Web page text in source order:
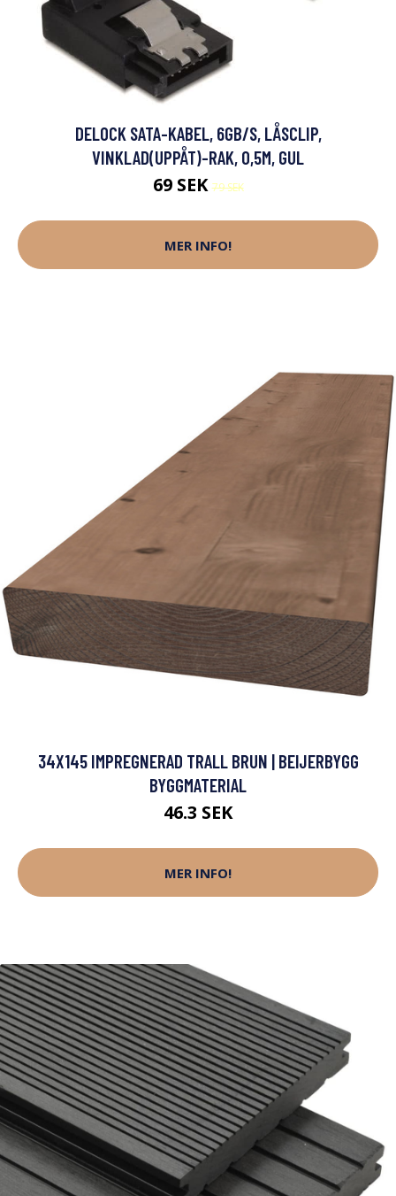
DELOCK SATA-KABEL, 6GB/S, LÅSCLIP,
VINKLAD(UPPÅT)-RAK, 0,5M, GUL
69 SEK79 SEK
MER INFO!
34X145 IMPREGNERAD TRALL BRUN | BEIJERBYGG
BYGGMATERIAL
46.3 SEK
MER INFO!